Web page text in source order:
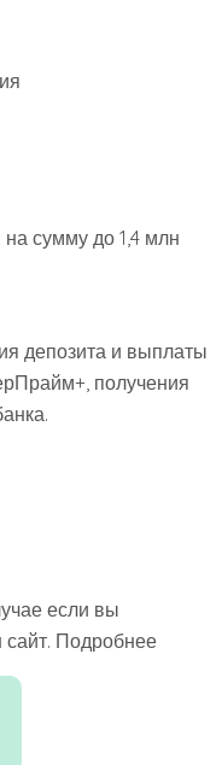
сумму до 1,4 млн
депозита и выплаты
получения
если вы
сайт. Подробнее